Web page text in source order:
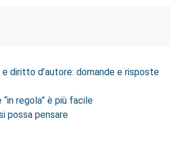
diritto d’autore: domande e risposte
“in regola” è più facile
possa pensare